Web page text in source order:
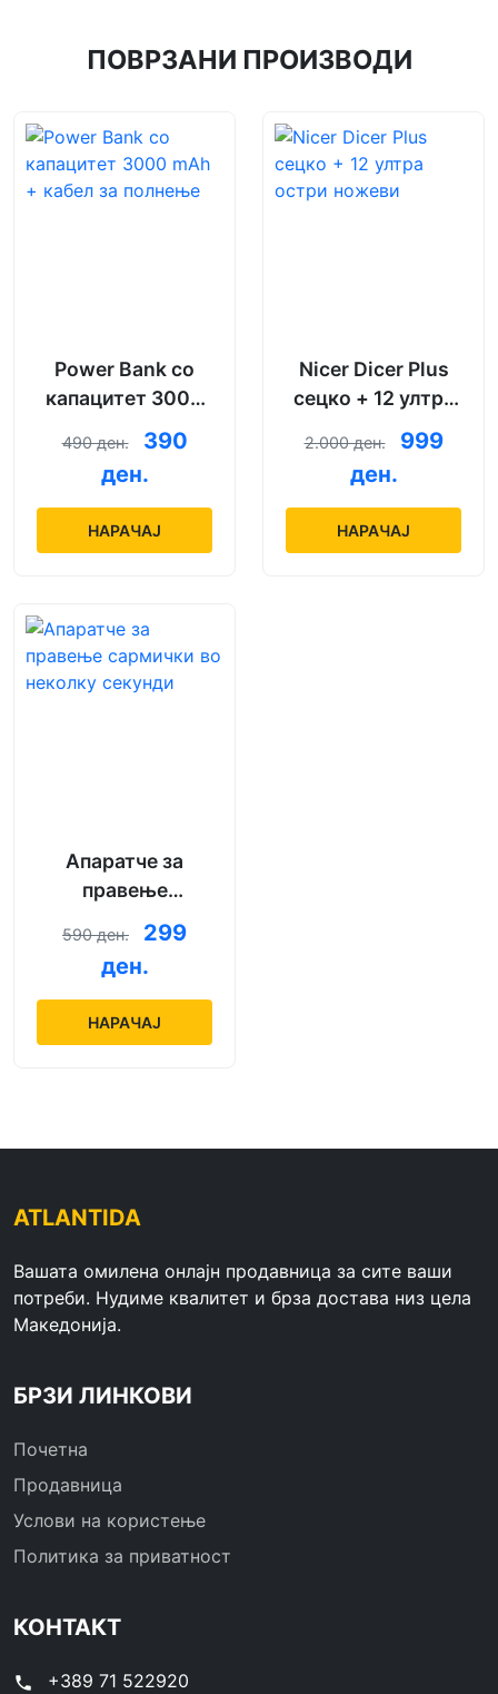
ПОВРЗАНИ ПРОИЗВОДИ
Power Bank со
капацитет 3000
mAh + кабел за
полнење
490 ден.
390
ден.
НАРАЧАЈ
Nicer Dicer Plus
сецко + 12 ултра
остри ножеви
2.000 ден.
999
ден.
НАРАЧАЈ
Апаратче за
правење
сармички во
неколку секунди
590 ден.
299
ден.
НАРАЧАЈ
ATLANTIDA
Вашата омилена онлајн продавница за сите ваши
потреби. Нудиме квалитет и брза достава низ цела
Македонија.
БРЗИ ЛИНКОВИ
Почетна
Продавница
Услови на користење
Политика за приватност
КОНТАКТ
phone +389 71 522920